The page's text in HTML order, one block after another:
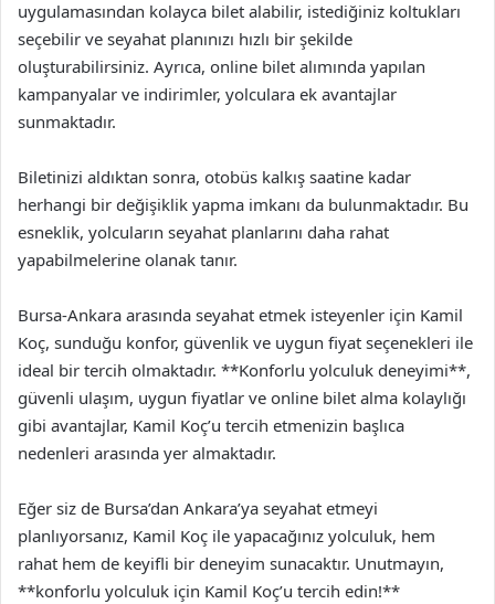
uygulamasından kolayca bilet alabilir, istediğiniz koltukları
seçebilir ve seyahat planınızı hızlı bir şekilde
oluşturabilirsiniz. Ayrıca, online bilet alımında yapılan
kampanyalar ve indirimler, yolculara ek avantajlar
sunmaktadır.
Biletinizi aldıktan sonra, otobüs kalkış saatine kadar
herhangi bir değişiklik yapma imkanı da bulunmaktadır. Bu
esneklik, yolcuların seyahat planlarını daha rahat
yapabilmelerine olanak tanır.
Bursa-Ankara arasında seyahat etmek isteyenler için Kamil
Koç, sunduğu konfor, güvenlik ve uygun fiyat seçenekleri ile
ideal bir tercih olmaktadır. **Konforlu yolculuk deneyimi**,
güvenli ulaşım, uygun fiyatlar ve online bilet alma kolaylığı
gibi avantajlar, Kamil Koç’u tercih etmenizin başlıca
nedenleri arasında yer almaktadır.
Eğer siz de Bursa’dan Ankara’ya seyahat etmeyi
planlıyorsanız, Kamil Koç ile yapacağınız yolculuk, hem
rahat hem de keyifli bir deneyim sunacaktır. Unutmayın,
**konforlu yolculuk için Kamil Koç’u tercih edin!**